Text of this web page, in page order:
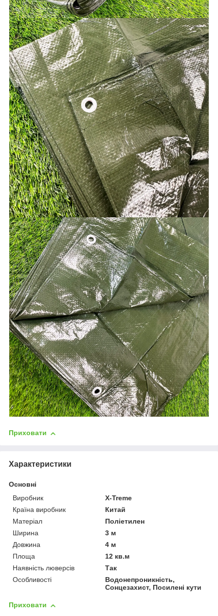
Приховати
Характеристики
Основні
Виробник
X-Treme
Країна виробник
Китай
Матеріал
Поліетилен
Ширина
3 м
Довжина
4 м
Площа
12 кв.м
Наявність люверсів
Так
Особливості
Водонепроникність,
Сонцезахист, Посилені кути
Приховати